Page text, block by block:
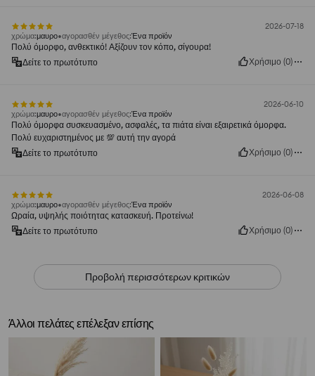
2026-07-18
χρώμα:μαυρο αγορασθέν μέγεθος:Ένα προϊόν
Πολύ όμορφο, ανθεκτικό! Αξίζουν τον κόπο, σίγουρα!
Δείτε το πρωτότυπο
Χρήσιμο (0)
2026-06-10
χρώμα:μαυρο αγορασθέν μέγεθος:Ένα προϊόν
Πολύ όμορφα συσκευασμένο, ασφαλές, τα πιάτα είναι εξαιρετικά όμορφα.
Πολύ ευχαριστημένος με 💯 αυτή την αγορά
Δείτε το πρωτότυπο
Χρήσιμο (0)
2026-06-08
χρώμα:μαυρο αγορασθέν μέγεθος:Ένα προϊόν
Ωραία, υψηλής ποιότητας κατασκευή. Προτείνω!
Δείτε το πρωτότυπο
Χρήσιμο (0)
Προβολή περισσότερων κριτικών
Άλλοι πελάτες επέλεξαν επίσης